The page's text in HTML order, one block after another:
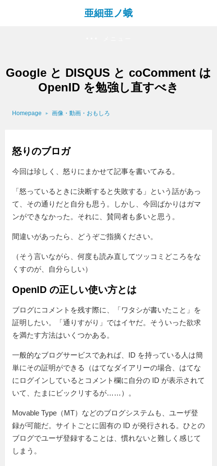
亜細亜ノ蛾
Google と DISQUS と coComment は
OpenID を勉強し直すべき
Homepage 画像・動画・おもしろ
怒りのブロガ
今回は珍しく、怒りにまかせて記事を書いてみる。
「怒っているときに決断すると失敗する」という話があっ
て、その通りだと自分も思う。しかし、今回ばかりはガマ
ンができなかった。それに、賛同者も多いと思う。
間違いがあったら、どうぞご指摘ください。
（そう言いながら、何度も読み直してツッコミどころをな
くすのが、自分らしい）
OpenID の正しい使い方とは
ブログにコメントを残す際に、「ワタシが書いたこと」を
証明したい。「通りすがり」ではイヤだ。そういった欲求
を満たす方法はいくつかある。
一般的なブログサービスであれば、ID を持っている人は簡
単にその証明ができる（はてなダイアリーの場合、はてな
にログインしているとコメント欄に自分の ID が表示されて
いて、たまにビックリするが……）。
Movable Type（MT）などのブログシステムも、ユーザ登
録が可能だ。サイトごとに固有の ID が発行される。ひとの
ブログでユーザ登録することは、慣れないと難しく感じて
しまう。